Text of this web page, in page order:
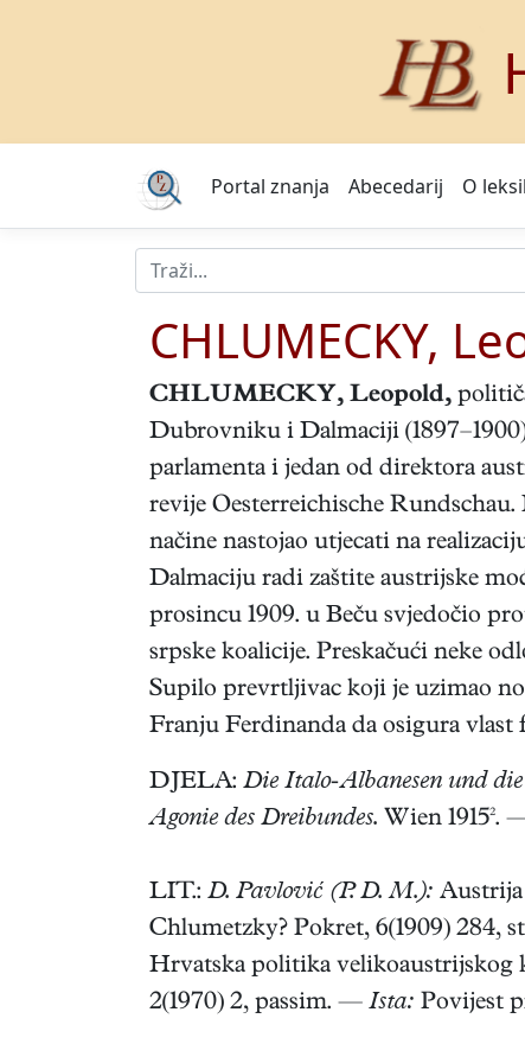
Portal znanja Abecedarij O
CHLUMECKY,
CHLUMECKY, Leopold,
Dubrovniku i Dalmaciji
parlamenta i jedan od direktora
revije Oesterreichische
načine nastojao utjecati na
Dalmaciju radi zaštite austrijske
prosincu 1909. u Beču svjedočio
srpske koalicije. Preskačući neke
Supilo prevrtljivac koji je uzimao
Franju Ferdinanda da osigura
DJELA: Die Italo-Albanesen und
Agonie des Dreibundes. Wien 1915².
LIT.: D. Pavlović (P. D. M.): Austrija
Chlumetzky? Pokret, 6(1909) 284,
Hrvatska politika velikoaustrijskog
2(1970) 2, passim. — Ista: Povijest